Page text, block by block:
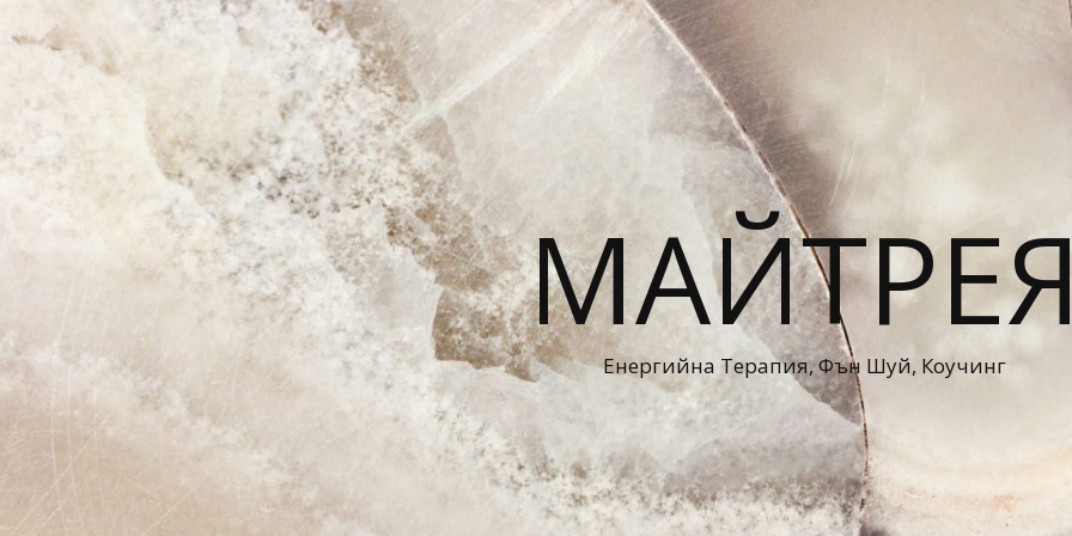
Енергийна Терапия, Фън Шуй, Коучинг